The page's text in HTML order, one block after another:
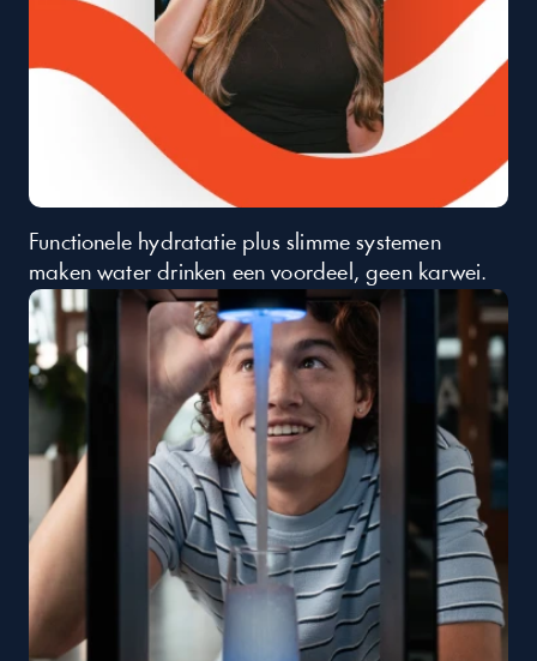
Functionele hydratatie plus slimme systemen
maken water drinken een voordeel, geen karwei.